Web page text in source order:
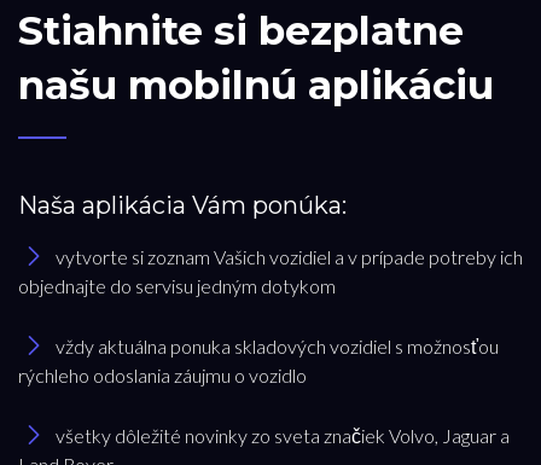
Stiahnite si bezplatne
našu mobilnú aplikáciu
Naša aplikácia Vám ponúka:
vytvorte si zoznam Vašich vozidiel a v prípade potreby ich
objednajte do servisu jedným dotykom
vždy aktuálna ponuka skladových vozidiel s možnosťou
rýchleho odoslania záujmu o vozidlo
všetky dôležité novinky zo sveta značiek Volvo, Jaguar a